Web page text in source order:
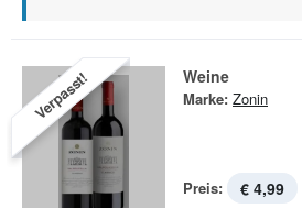
Verpasst! Weine
Marke: Zonin
Preis: € 4,99